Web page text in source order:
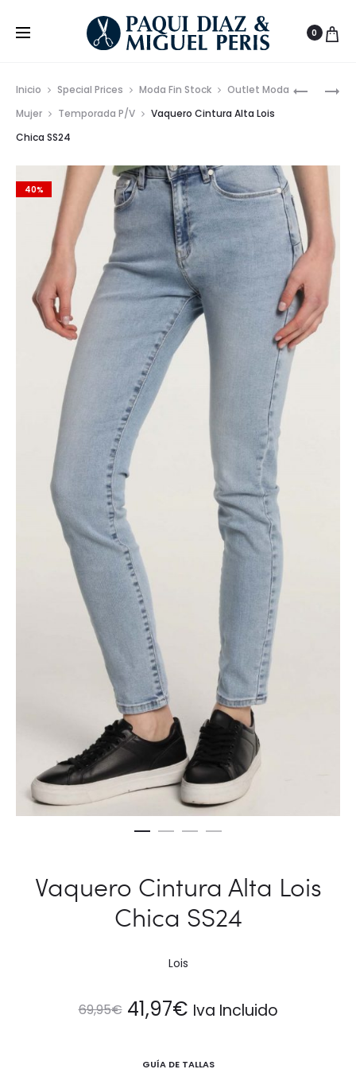
0
VAQUERO
SS24
Inicio Special Prices Moda Fin Stock
Outlet Moda
Mujer
Temporada P/V
Vaquero Cintura Alta Lois
Chica SS24
40%
Vaquero Cintura Alta Lois
Chica SS24
Lois
69,95€ El
41,97€ElIva Incluido
GUÍA DE TALLAS